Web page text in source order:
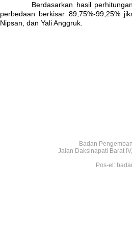
Berdasarkan hasil perhitungan
perbedaan berkisar 89,75%-99,25%
Nipsan, dan Yali Anggruk.
Badan
Jalan Daksinapati Barat
Pos-el: